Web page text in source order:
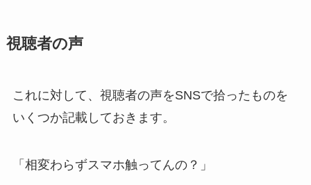
視聴者の声
これに対して、視聴者の声をSNSで拾ったものを
いくつか記載しておきます。
「相変わらずスマホ触ってんの？」